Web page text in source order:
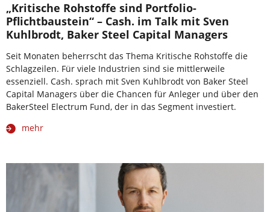
„Kritische Rohstoffe sind Portfolio-
Pflichtbaustein“ – Cash. im Talk mit Sven
Kuhlbrodt, Baker Steel Capital Managers
Seit Monaten beherrscht das Thema Kritische Rohstoffe die
Schlagzeilen. Für viele Industrien sind sie mittlerweile
essenziell. Cash. sprach mit Sven Kuhlbrodt von Baker Steel
Capital Managers über die Chancen für Anleger und über den
BakerSteel Electrum Fund, der in das Segment investiert.
mehr